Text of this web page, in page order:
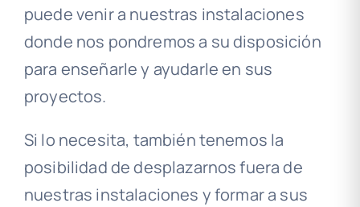
puede venir a nuestras instalaciones
donde nos pondremos a su disposición
para enseñarle y ayudarle en sus
proyectos.
Si lo necesita, también tenemos la
posibilidad de desplazarnos fuera de
nuestras instalaciones y formar a sus